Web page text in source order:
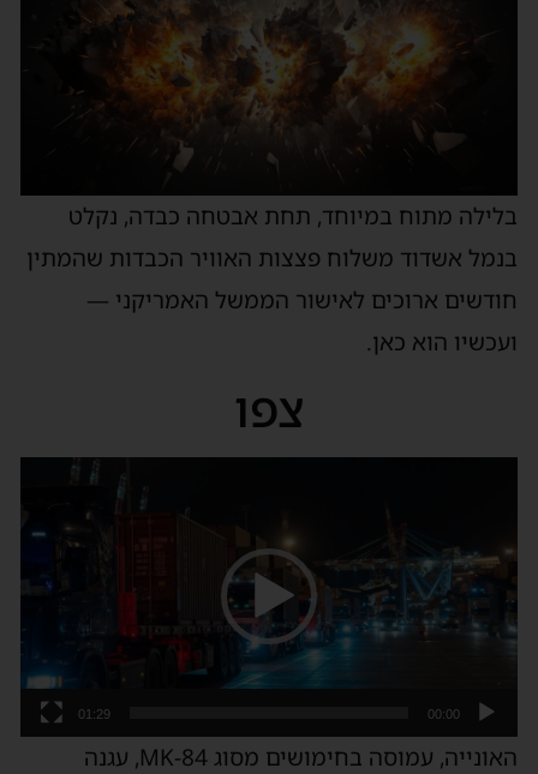
בלילה מתוח במיוחד, תחת אבטחה כבדה, נקלט
בנמל אשדוד משלוח פצצות האוויר הכבדות שהמתין
חודשים ארוכים לאישור הממשל האמריקני —
ועכשיו הוא כאן.
צפו
00:00
01:29
האונייה, עמוסה בחימושים מסוג MK-84, עגנה